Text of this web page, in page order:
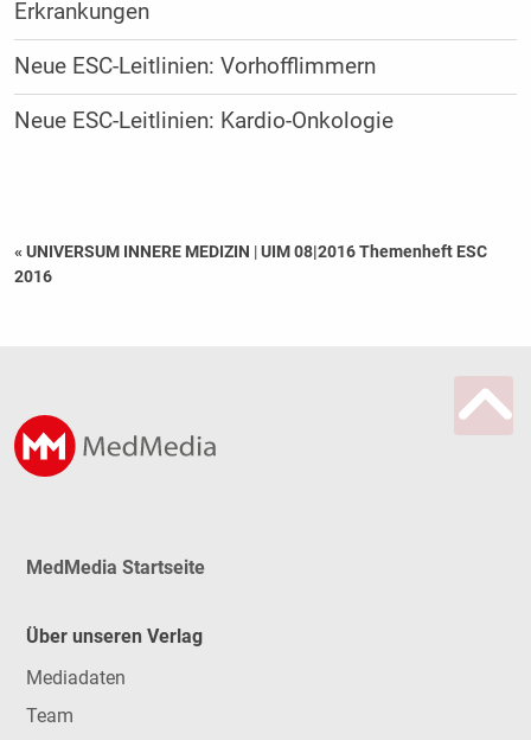
Erkrankungen
Neue ESC-Leitlinien: Vorhofflimmern
Neue ESC-Leitlinien: Kardio-Onkologie
« UNIVERSUM INNERE MEDIZIN |UIM 08|2016 Themenheft ESC
2016
MedMedia Startseite
Über unseren Verlag
Mediadaten
Team